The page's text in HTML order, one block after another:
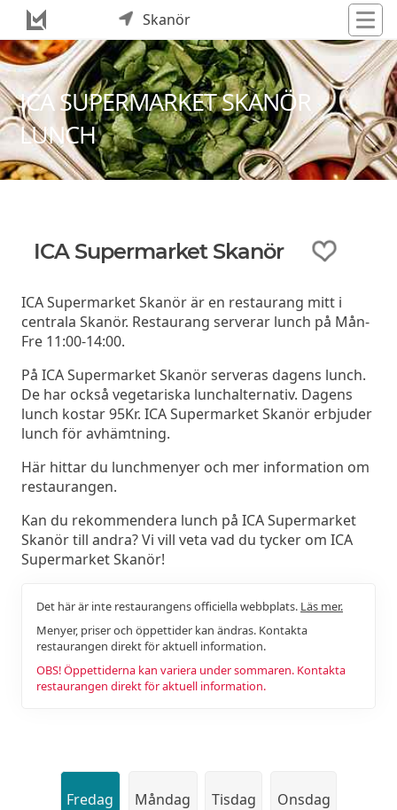
Skanör
ICA SUPERMARKET SKANÖR
LUNCH
ICA Supermarket Skanör
ICA Supermarket Skanör är en restaurang mitt i
centrala Skanör. Restaurang serverar lunch på Mån-
Fre 11:00-14:00.
På ICA Supermarket Skanör serveras dagens lunch.
De har också vegetariska lunchalternativ. Dagens
lunch kostar 95Kr. ICA Supermarket Skanör erbjuder
lunch för avhämtning.
Här hittar du lunchmenyer och mer information om
restaurangen.
Kan du rekommendera lunch på ICA Supermarket
Skanör till andra? Vi vill veta vad du tycker om ICA
Supermarket Skanör!
Det här är inte restaurangens officiella webbplats. Läs mer.
Menyer, priser och öppettider kan ändras. Kontakta
restaurangen direkt för aktuell information.
OBS! Öppettiderna kan variera under sommaren. Kontakta
restaurangen direkt för aktuell information.
Fredag Måndag Tisdag Onsdag